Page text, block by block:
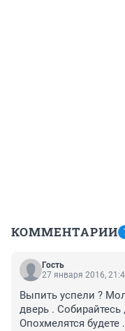
КОММЕНТАРИИ
Гость
27 января 2016,
Выпить успели ?
дверь .
Опохмелятся